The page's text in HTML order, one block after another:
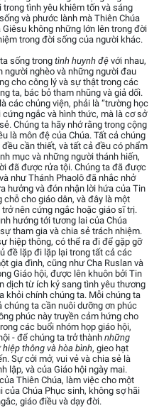
tình yêu khiêm tốn và sáng
và phước lành mà Thiên Chúa
không những lớn lên trong đời
trong đời sống của người khác.
sống trong tình huynh đệ với nhau,
người nghèo và những người đau
cho công lý và sự thật trong các
ta, bác bỏ tham nhũng và giả dối.
các chủng viện, phải là “trường học
ngắc và hình thức, mà là cơ sở
Chúng ta hãy nhớ rằng trong cộng
là môn đệ của Chúa. Tất cả chúng
cần thiết, và tất cả đều có phẩm
mục và những người thánh hiến,
đã được rửa tội. Chúng ta đã được
như Thánh Phaolô đã nhắc nhở
hưởng và đón nhận lời hứa của Tin
cho giáo dân, và đây là một
nên cứng ngắc hoặc giáo sĩ trị.
hướng tới tương lai của Chúa
tham gia và chia sẻ trách nhiệm.
hiệp thông, có thể ra đi để gặp gỡ
đề lặp đi lặp lại trong tất cả các
gia đình, cũng như Cha Ruslan và
Giáo hội, được lên khuôn bởi Tin
dịch từ ích kỷ sang tình yêu thương
khỏi chính chúng ta. Mỗi chúng ta
ta cần nuôi dưỡng ơn phúc
phúc này truyền cảm hứng cho
các buổi nhóm họp giáo hội,
- để chúng ta trở thành những
thông và hòa bình, gieo hạt
Sự cởi mở, vui vẻ và chia sẻ là
lập, và của Giáo hội ngày mai.
Thiên Chúa, làm việc cho một
của Chúa Phục sinh, không sợ hãi
giáo điều và dạy đời.